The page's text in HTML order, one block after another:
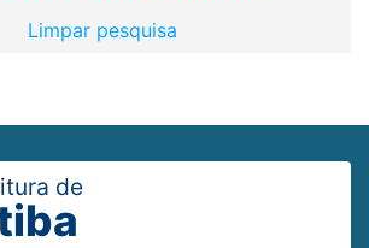
Limpar pesquisa
de